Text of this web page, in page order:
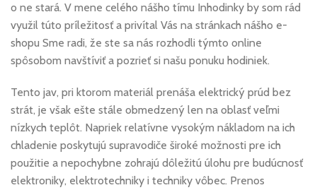
o ne stará. V mene celého nášho tímu Inhodinky by som rád
využil túto príležitosť a privítal Vás na stránkach nášho e-
shopu Sme radi, že ste sa nás rozhodli týmto online
spôsobom navštíviť a pozrieť si našu ponuku hodiniek.
Tento jav, pri ktorom materiál prenáša elektrický prúd bez
strát, je však ešte stále obmedzený len na oblasť veľmi
nízkych teplôt. Napriek relatívne vysokým nákladom na ich
chladenie poskytujú supravodiče široké možnosti pre ich
použitie a nepochybne zohrajú dôležitú úlohu pre budúcnosť
elektroniky, elektrotechniky i techniky vôbec. Prenos